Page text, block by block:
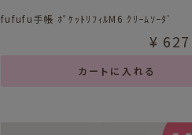
fufufu手帳 ﾎﾟｹｯﾄﾘﾌｨﾙM6 ｸﾘｰﾑｿｰﾀﾞ
カートに入れる
¥ 627